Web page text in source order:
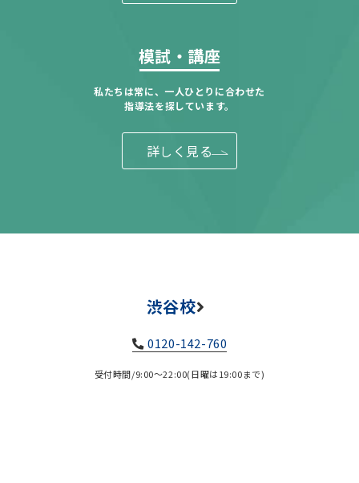
模試・講座
私たちは常に、一人ひとりに合わせた
指導法を探しています。
詳しく見る
渋谷校
0120-142-760
受付時間/9:00～22:00(日曜は19:00まで)